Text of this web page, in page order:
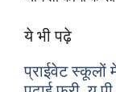
ये भी पढ़े
प्राईवेट स्कूलों